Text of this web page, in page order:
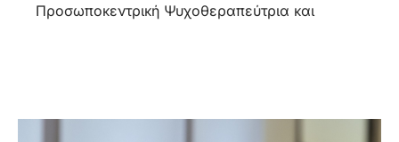
Προσωποκεντρική Ψυχοθεραπεύτρια και